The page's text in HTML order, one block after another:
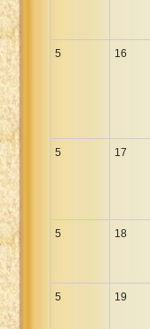
5 16
5 17
5 18
5 19